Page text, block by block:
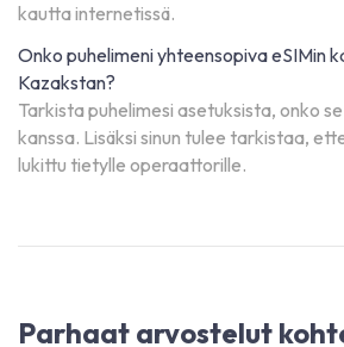
kautta internetissä.
Onko puhelimeni yhteensopiva eSIMin
Kazakstan?
Tarkista puhelimesi asetuksista, onko
kanssa. Lisäksi sinun tulee tarkistaa,
lukittu tietylle operaattorille.
Parhaat arvostelut